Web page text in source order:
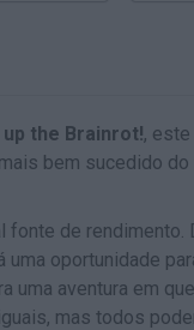
up the Brainrot!, este
bem sucedido do
fonte de rendimento.
oportunidade
uma aventura em
mas todos